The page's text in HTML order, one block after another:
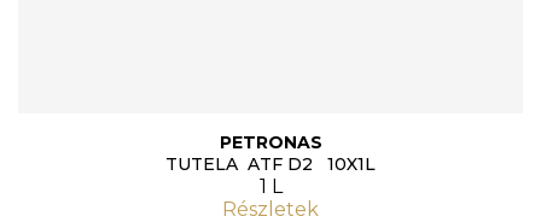
PETRONAS
TUTELA ATF D2 10X1L
1 L
Részletek